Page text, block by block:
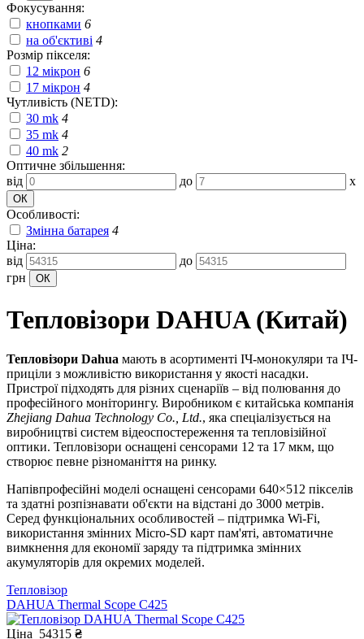
Фокусування:
кнопками 6
на об'єктиві 4
Розмір пікселя:
12 мікрон 6
17 мікрон 4
Чутливість (NETD):
30 mk 4
35 mk 4
40 mk 2
Оптичне збільшення:
від
до x
Особливості:
Змінна батарея 4
Ціна:
від
до
грн
Тепловізори DAHUA (Китай)
Тепловізори Dahua мають в асортименті ІЧ-монокуляри та ІЧ-
приціли з можливістю використання у якості насадки.
Пристрої підходять для різних сценаріїв – від полювання до
професійного моніторингу. Виробником є китайська компанія
Zhejiang Dahua Technology Co., Ltd., яка спеціалізується на
виробництві систем відеоспостереження та тепловізійної
оптики. Тепловізори оснащені сенсорами 12 та 17 мкм, що
створює певне різноманіття на ринку.
Напівпрофесійні моделі оснащені сенсорами 640×512 пікселів
та здатні розпізнавати об'єкти на відстані до 3000 метрів.
Серед функціональних особливостей – підтримка Wi-Fi,
використання змінних Micro-SD карт пам'яті, автоматичне
вимкнення для економії заряду та підтримка змінних
акумуляторів для окремих моделей.
Тепловізор
DAHUA Thermal Scope C425
Ціна 54315 ₴